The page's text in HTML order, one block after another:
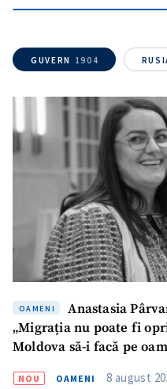
GUVERN 1904
OAMENI
Anastasia
„Migrația nu poate fi
Moldova să-i facă pe
NOU OAMENI 8 august
Link media
+ Link media
CONTACT SURSĂ
Sursă anonimă
Nume+ Numele meu
Email+ Emailul meu
Am citit și sunt de
acord cupolitica